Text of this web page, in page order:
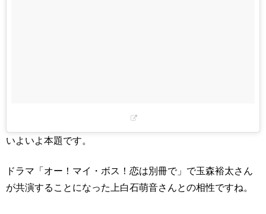
いよいよ本題です。
ドラマ「オー！マイ・ボス！恋は別冊で」で玉森裕太さん
が共演することになった上白石萌音さんとの相性ですね。